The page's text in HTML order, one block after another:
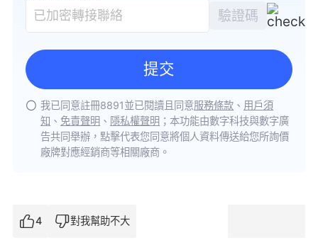
驗證碼
提交
我已同意註冊8891並已閱讀且同意服務條款 、 用戶須
知 、 免責聲明 、 隱私權聲明 ；本功能由數字科技與數字廣
告共同舉辦，點擊代表您同意將個人資料傳送給您所詢價
廠牌對應經銷商等相關廠商。
4 對我幫助不大